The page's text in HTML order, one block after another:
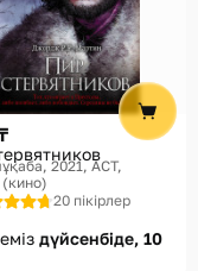
2021 АСТ,
20 пікірлер
дүйсенбіде, 10